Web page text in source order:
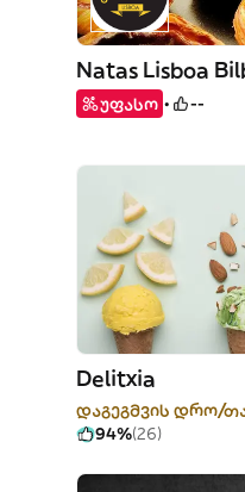
Natas Lisboa
უფასო --
Delitxia
დაგეგმვის დრო/
94%(26)